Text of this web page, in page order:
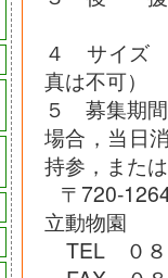
４ サイズ
真は不可）
５ 募集期
場合，当
持参
〒720-
立動物
TEL ０８